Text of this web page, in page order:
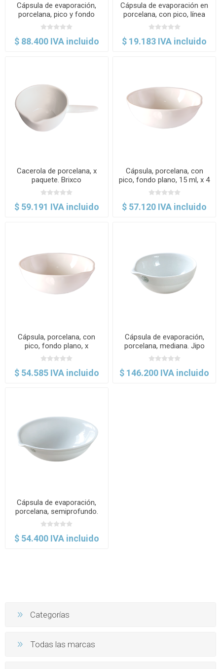
Cápsula de evaporación,
porcelana, pico y fondo
redondo. Haldenwanger
$ 88.400 IVA incluido
Cápsula de evaporación en
porcelana, con pico, línea
económica. Labscient
$ 19.183 IVA incluido
Cacerola de porcelana, x
paquete. Brixco
$ 59.191 IVA incluido
Cápsula, porcelana, con
pico, fondo plano, 15 ml, x 4
uds. Brixco
$ 57.120 IVA incluido
Cápsula, porcelana, con
pico, fondo plano, x
paquete. Brixco
$ 54.585 IVA incluido
Cápsula de evaporación,
porcelana, mediana. Jipo
$ 146.200 IVA incluido
Cápsula de evaporación,
porcelana, semiprofundo.
Jipo
$ 54.400 IVA incluido
Categorías
Todas las marcas